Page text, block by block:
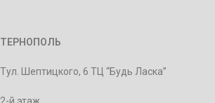
ТЕРНОПОЛЬ
Тул. Шептицкого, 6 ТЦ “Будь Ласка”